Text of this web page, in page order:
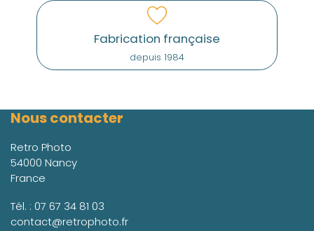
Fabrication française
depuis 1984
Nous contacter
Retro Photo
54000 Nancy
France
Tél. : 07 67 34 81 03
contact@retrophoto.fr